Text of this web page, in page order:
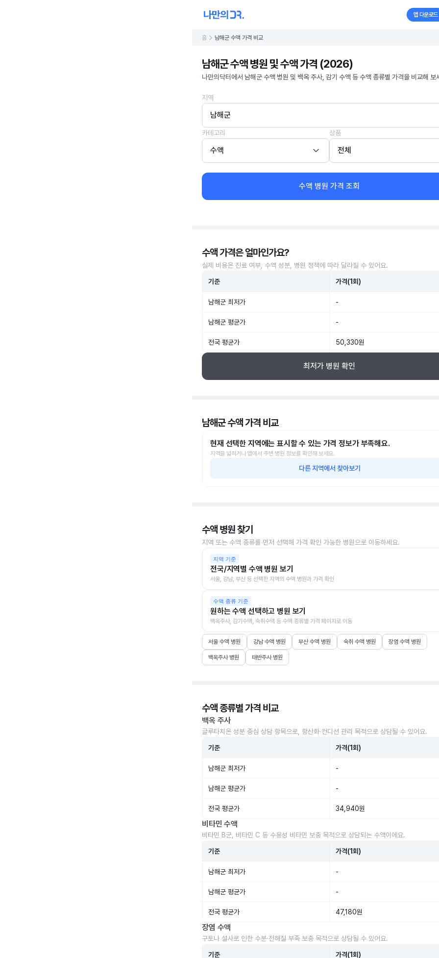
앱 다운로드
홈 남해군 수액 가격 비교
남해군 수액 병원 및 수액 가격 (2026)
나만의닥터에서 남해군 수액 병원 및 백옥 주사, 감기 수액 등 수액 종류별 가격을 비교해 보
지역
남해군
카테고리
수액
상품
전체
수액 병원 가격 조회
수액 가격은 얼마인가요?
실제 비용은 진료 여부, 수액 성분, 병원 정책에 따라 달라질 수 있어요.
기준 가격(1회)
남해군 최저가 -
남해군 평균가 -
전국 평균가 50,330원
최저가 병원 확인
남해군 수액 가격 비교
현재 선택한 지역에는 표시할 수 있는 가격 정보가 부족해요.
지역을 넓히거나 앱에서 주변 병원 정보를 확인해 보세요.
다른 지역에서 찾아보기
수액 병원 찾기
지역 또는 수액 종류를 먼저 선택해 가격 확인 가능한 병원으로 이동하세요.
지역 기준
전국/지역별 수액 병원 보기
서울, 강남, 부산 등 선택한 지역의 수액 병원과 가격 확인
수액 종류 기준
원하는 수액 선택하고 병원 보기
백옥주사, 감기수액, 숙취수액 등 수액 종류별 가격 페이지로 이동
서울 수액 병원 강남 수액 병원 부산 수액 병원 숙취 수액 병원 장염 수액 병원
백옥주사 병원 태반주사 병원
수액 종류별 가격 비교
백옥 주사
글루타치온 성분 중심 상담 항목으로, 항산화·컨디션 관리 목적으로 상담될 수 있어요.
기준 가격(1회)
남해군 최저가 -
남해군 평균가 -
전국 평균가 34,940원
비타민 수액
비타민 B군, 비타민 C 등 수용성 비타민 보충 목적으로 상담되는 수액이에요.
기준 가격(1회)
남해군 최저가 -
남해군 평균가 -
전국 평균가 47,180원
장염 수액
구토나 설사로 인한 수분·전해질 부족 보충 목적으로 상담될 수 있어요.
기준 가격(1회)